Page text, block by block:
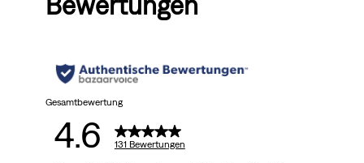
Bewertungen
Gesamtbewertung
4.6 131 Bewertungen